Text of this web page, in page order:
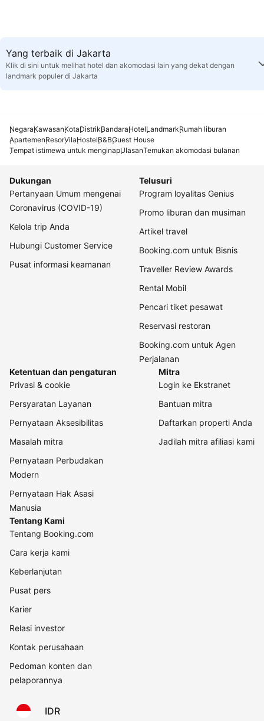
Yang terbaik di Jakarta
Klik di sini untuk melihat hotel dan akomodasi lain yang dekat dengan
landmark populer di Jakarta
NegaraKawasanKotaDistrikBandaraHotelLandmarkRumah liburan
ApartemenResorVilaHostelB&BGuest House
Tempat istimewa untuk menginapUlasanTemukan akomodasi bulanan
Dukungan
Pertanyaan Umum mengenai
Coronavirus (COVID-19)
Kelola trip Anda
Hubungi Customer Service
Pusat informasi keamanan
Telusuri
Program loyalitas Genius
Promo liburan dan musiman
Artikel travel
Booking.com untuk Bisnis
Traveller Review Awards
Rental Mobil
Pencari tiket pesawat
Reservasi restoran
Booking.com untuk Agen
Perjalanan
Ketentuan dan pengaturan
Privasi & cookie
Persyaratan Layanan
Pernyataan Aksesibilitas
Masalah mitra
Pernyataan Perbudakan
Modern
Pernyataan Hak Asasi
Manusia
Mitra
Login ke Ekstranet
Bantuan mitra
Daftarkan properti Anda
Jadilah mitra afiliasi kami
Tentang Kami
Tentang Booking.com
Cara kerja kami
Keberlanjutan
Pusat pers
Karier
Relasi investor
Kontak perusahaan
Pedoman konten dan
pelaporannya
IDR